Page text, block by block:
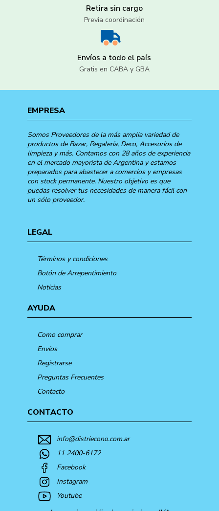
Retira sin cargo
Previa coordinación
Envíos a todo el país
Gratis en CABA y GBA
EMPRESA
Somos Proveedores de la más amplia variedad de
productos de Bazar, Regalería, Deco, Accesorios de
limpieza y más. Contamos con 28 años de experiencia
en el mercado mayorista de Argentina y estamos
preparados para abastecer a comercios y empresas
con stock permanente. Nuestro objetivo es que
puedas resolver tus necesidades de manera fácil con
un sólo proveedor.
LEGAL
Términos y condiciones
Botón de Arrepentimiento
Noticias
AYUDA
Como comprar
Envíos
Registrarse
Preguntas Frecuentes
Contacto
CONTACTO
info@distriecono.com.ar
11 2400-6172
Facebook
Instagram
Youtube